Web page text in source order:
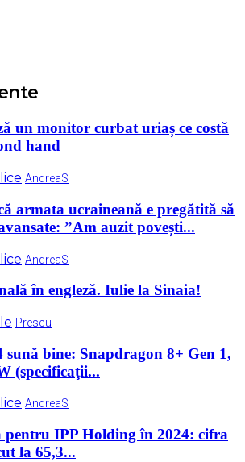
un monitor curbat uriaș ce costă
hand
AndreaS
armata ucraineană e pregătită să
”Am auzit povești...
AndreaS
în engleză. Iulie la Sinaia!
Prescu
sună bine: Snapdragon 8+ Gen 1,
(specificaţii...
AndreaS
pentru IPP Holding în 2024: cifra
la 65,3...